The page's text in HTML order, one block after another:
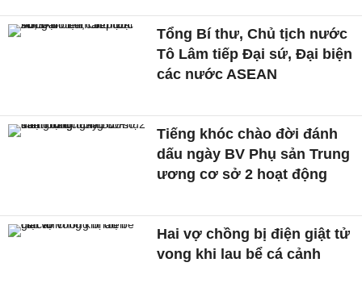
Tổng Bí thư, Chủ tịch nước
Tô Lâm tiếp Đại sứ, Đại biện
các nước ASEAN
Tiếng khóc chào đời đánh
dấu ngày BV Phụ sản Trung
ương cơ sở 2 hoạt động
Hai vợ chồng bị điện giật tử
vong khi lau bể cá cảnh